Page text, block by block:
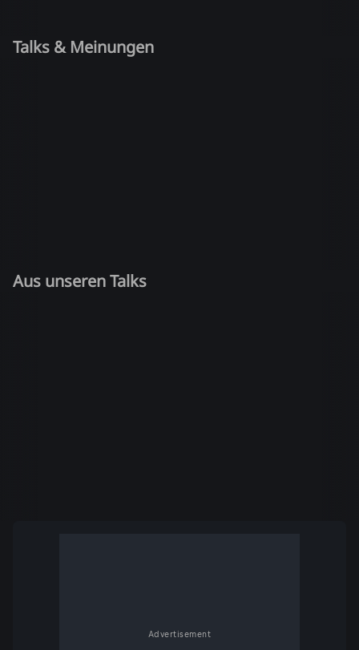
Talks & Meinungen
Aus unseren Talks
Advertisement